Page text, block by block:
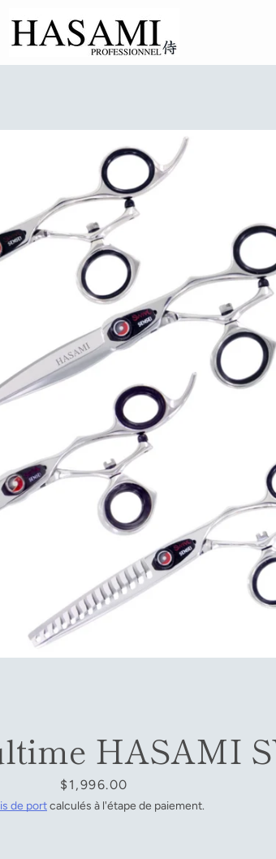
Facebook
YouTube
RECHERCHE
HASAMI
Prix
$1,996.00
de portcalculés à l'étape de paiement.
Diapositive
Diapositive
Diapositive
Diapositive
Diapositive
5
Diapositive
6